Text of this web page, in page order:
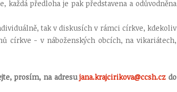
předloha je pak představena a odůvodněna
tak v diskusích v rámci církve, kdekoliv
církve - v náboženských obcích, na vikariátech,
prosím, na adresujana.krajcirikova@ccsh.cz do